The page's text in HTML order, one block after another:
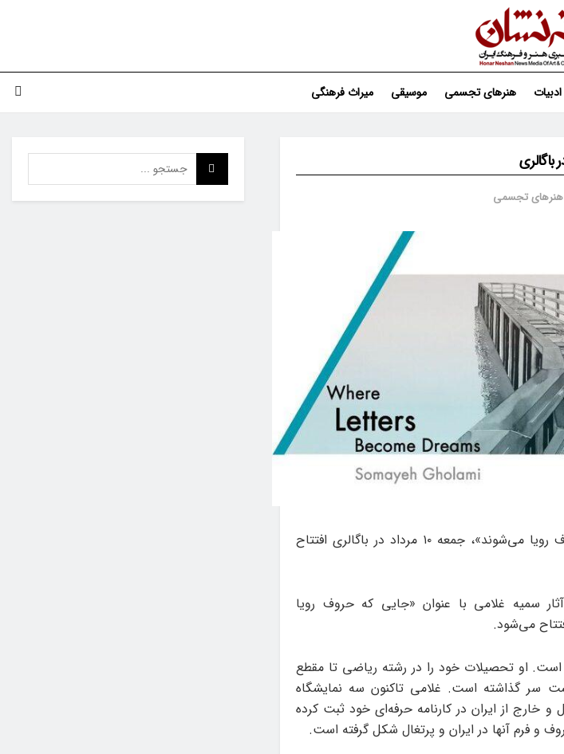
هنرهای تجسمی موسیقی میراث فرهنگی
هنرهای تجسمی
نمایشگاه انفرادی نقاشی «جایی که حروف رویا می‌شوند»، جمعه ۱۰ مرداد در باگالری افتتاح
آثار سمیه غلامی با عنوان «جایی که حروف رویا
متولد ۱۳۶۰ در شیراز است. او تحصیلات خود را در رشته ریاضی تا مقطع
سر گذاشته است. غلامی تاکنون سه نمایشگاه
خارج از ایران در کارنامه حرفه‌ای خود ثبت کرده
و فرم آنها در ایران و پرتغال شکل گرفته است.